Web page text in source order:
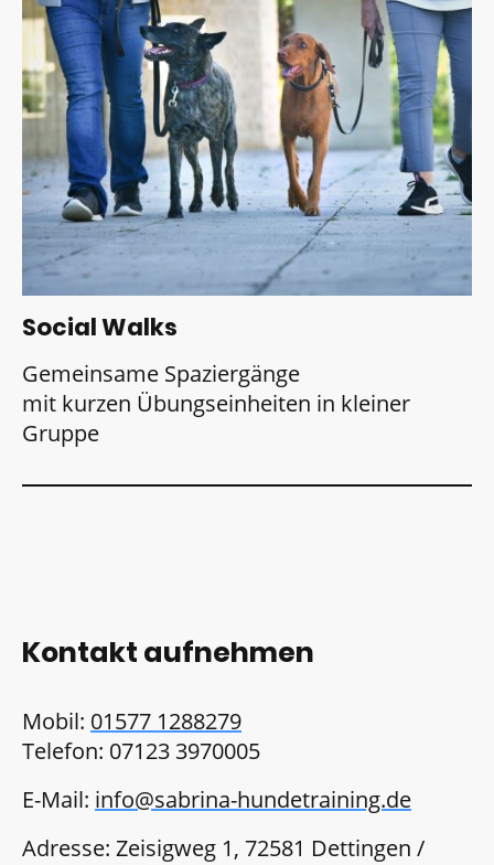
Social Walks
Gemeinsame Spaziergänge
mit kurzen Übungseinheiten in kleiner
Gruppe
Kontakt aufnehmen
Mobil: 01577 1288279
Telefon: 07123 3970005
E-Mail: info@sabrina-hundetraining.de
Adresse: Zeisigweg 1, 72581 Dettingen /